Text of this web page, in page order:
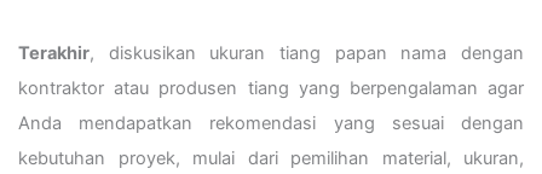
Terakhir, diskusikan ukuran tiang papan nama dengan
kontraktor atau produsen tiang yang berpengalaman agar
Anda mendapatkan rekomendasi yang sesuai dengan
kebutuhan proyek, mulai dari pemilihan material, ukuran,